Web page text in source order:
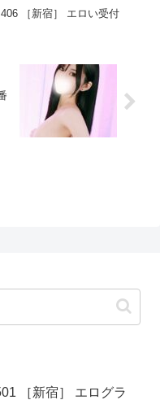
［新宿］ エロい受付
［新宿］ エログラ